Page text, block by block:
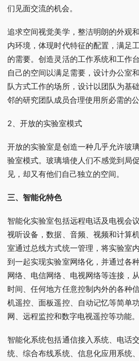
们见面交流的机会。
追求空间视觉美学，整洁明朗的外观
内环境，体现时代特征的配置，满足
的需要。创造灵活的工作系统和工作
自己的空间以满足需要，设计办公室
队方式工作的场所，设计以团队为基
邻的研究团队成员合理使用所必需的公
2、开放的实验室模式
开放的实验室是创造一种几乎允许玻
验室模式。玻璃墙使人们不感觉到局
见，却又有他们自己独立的空间。
三、智能化特色
智能化实验室包括远程电话及电视会
视听设备，数据、音频、视频和计算
室通过总线方式统一管理，将实验室
到一起实现实验室网络化，并通过各
网络、电信网络、电视网络等连接，
时间、任何地方任意控制内外的各种
机遥控、面板遥控、自动记忆等简单
网、远程监控和数字电视遥控等功能。
智能化系统包括通信接入系统、电话
统、综合布线系统、信息化应用系统